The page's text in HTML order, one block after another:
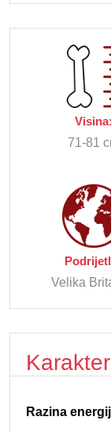
Visina:
71-81
Velika
Razina